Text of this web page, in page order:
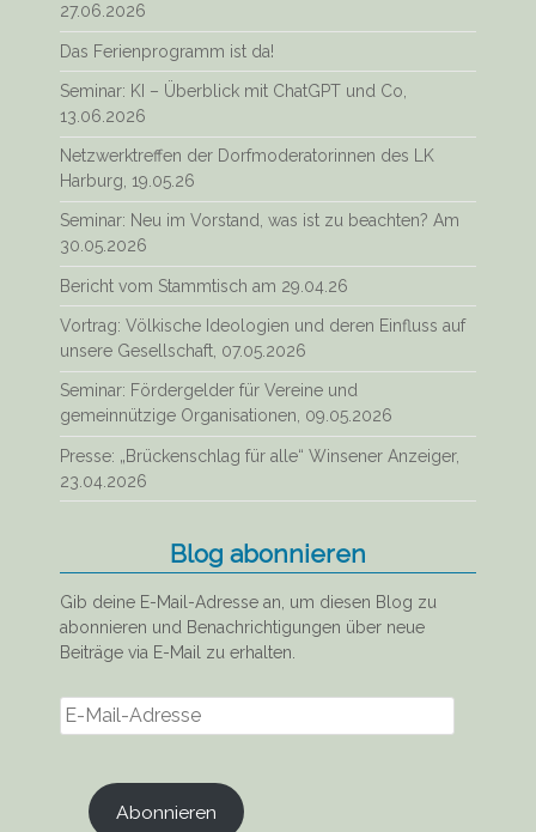
27.06.2026
Das Ferienprogramm ist da!
Seminar: KI – Überblick mit ChatGPT und Co,
13.06.2026
Netzwerktreffen der Dorfmoderatorinnen des LK
Harburg, 19.05.26
Seminar: Neu im Vorstand, was ist zu beachten? Am
30.05.2026
Bericht vom Stammtisch am 29.04.26
Vortrag: Völkische Ideologien und deren Einfluss auf
unsere Gesellschaft, 07.05.2026
Seminar: Fördergelder für Vereine und
gemeinnützige Organisationen, 09.05.2026
Presse: „Brückenschlag für alle“ Winsener Anzeiger,
23.04.2026
Blog abonnieren
Gib deine E-Mail-Adresse an, um diesen Blog zu
abonnieren und Benachrichtigungen über neue
Beiträge via E-Mail zu erhalten.
E-
Mail-
Abonnieren